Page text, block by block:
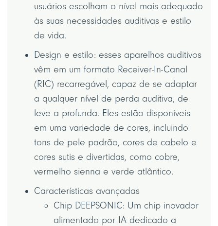
usuários escolham o nível mais adequado
às suas necessidades auditivas e estilo
de vida.
Design e estilo: esses aparelhos auditivos
vêm em um formato Receiver-In-Canal
(RIC) recarregável, capaz de se adaptar
a qualquer nível de perda auditiva, de
leve a profunda. Eles estão disponíveis
em uma variedade de cores, incluindo
tons de pele padrão, cores de cabelo e
cores sutis e divertidas, como cobre,
vermelho sienna e verde atlântico.
Características avançadas
Chip DEEPSONIC: Um chip inovador
alimentado por IA dedicado a